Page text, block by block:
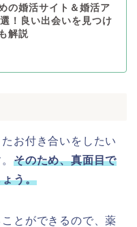
の婚活サイト＆婚活ア
！良い出会いを見つけ
解説
お付き合いをしたい
そのため、真面目で
う。
とができるので、薬